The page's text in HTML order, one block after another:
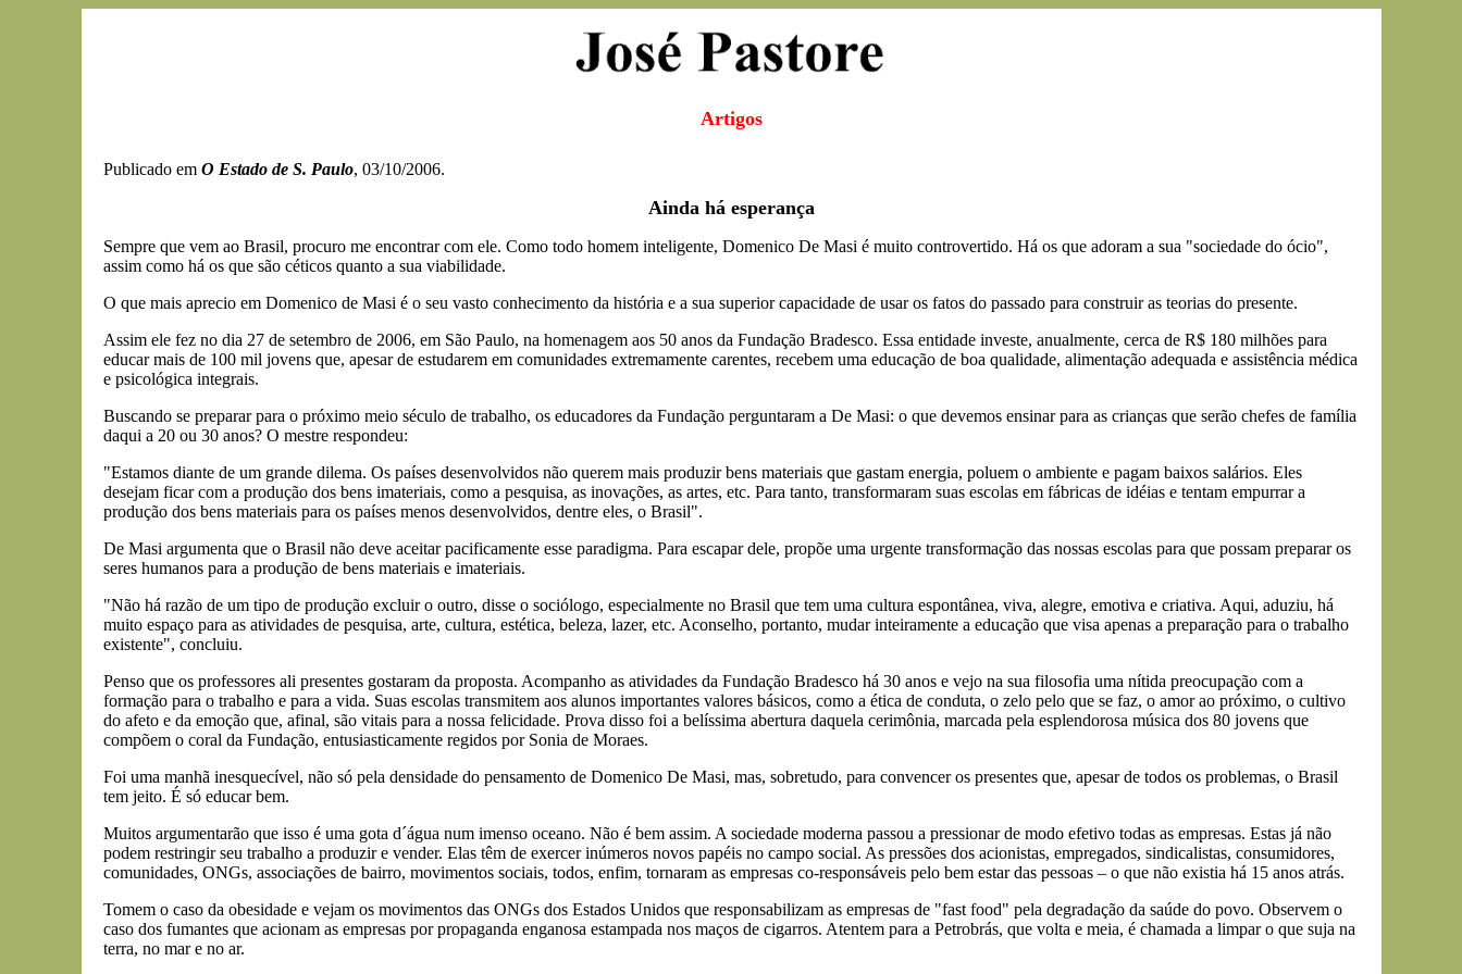
Artigos
Publicado em O Estado de S. Paulo, 03/10/2006.
Ainda há esperança
Sempre que vem ao Brasil, procuro me encontrar com ele. Como todo homem inteligente, Domenico De Masi é muito controvertido. Há os que adoram a sua "sociedade do ócio",
assim como há os que são céticos quanto a sua viabilidade.
O que mais aprecio em Domenico de Masi é o seu vasto conhecimento da história e a sua superior capacidade de usar os fatos do passado para construir as teorias do presente.
Assim ele fez no dia 27 de setembro de 2006, em São Paulo, na homenagem aos 50 anos da Fundação Bradesco. Essa entidade investe, anualmente, cerca de R$ 180 milhões para
educar mais de 100 mil jovens que, apesar de estudarem em comunidades extremamente carentes, recebem uma educação de boa qualidade, alimentação adequada e assistência médica
e psicológica integrais.
Buscando se preparar para o próximo meio século de trabalho, os educadores da Fundação perguntaram a De Masi: o que devemos ensinar para as crianças que serão chefes de família
daqui a 20 ou 30 anos? O mestre respondeu:
"Estamos diante de um grande dilema. Os países desenvolvidos não querem mais produzir bens materiais que gastam energia, poluem o ambiente e pagam baixos salários. Eles
desejam ficar com a produção dos bens imateriais, como a pesquisa, as inovações, as artes, etc. Para tanto, transformaram suas escolas em fábricas de idéias e tentam empurrar a
produção dos bens materiais para os países menos desenvolvidos, dentre eles, o Brasil".
De Masi argumenta que o Brasil não deve aceitar pacificamente esse paradigma. Para escapar dele, propõe uma urgente transformação das nossas escolas para que possam preparar os
seres humanos para a produção de bens materiais e imateriais.
"Não há razão de um tipo de produção excluir o outro, disse o sociólogo, especialmente no Brasil que tem uma cultura espontânea, viva, alegre, emotiva e criativa. Aqui, aduziu, há
muito espaço para as atividades de pesquisa, arte, cultura, estética, beleza, lazer, etc. Aconselho, portanto, mudar inteiramente a educação que visa apenas a preparação para o trabalho
existente", concluiu.
Penso que os professores ali presentes gostaram da proposta. Acompanho as atividades da Fundação Bradesco há 30 anos e vejo na sua filosofia uma nítida preocupação com a
formação para o trabalho e para a vida. Suas escolas transmitem aos alunos importantes valores básicos, como a ética de conduta, o zelo pelo que se faz, o amor ao próximo, o cultivo
do afeto e da emoção que, afinal, são vitais para a nossa felicidade. Prova disso foi a belíssima abertura daquela cerimônia, marcada pela esplendorosa música dos 80 jovens que
compõem o coral da Fundação, entusiasticamente regidos por Sonia de Moraes.
Foi uma manhã inesquecível, não só pela densidade do pensamento de Domenico De Masi, mas, sobretudo, para convencer os presentes que, apesar de todos os problemas, o Brasil
tem jeito. É só educar bem.
Muitos argumentarão que isso é uma gota d´água num imenso oceano. Não é bem assim. A sociedade moderna passou a pressionar de modo efetivo todas as empresas. Estas já não
podem restringir seu trabalho a produzir e vender. Elas têm de exercer inúmeros novos papéis no campo social. As pressões dos acionistas, empregados, sindicalistas, consumidores,
comunidades, ONGs, associações de bairro, movimentos sociais, todos, enfim, tornaram as empresas co-responsáveis pelo bem estar das pessoas – o que não existia há 15 anos atrás.
Tomem o caso da obesidade e vejam os movimentos das ONGs dos Estados Unidos que responsabilizam as empresas de "fast food" pela degradação da saúde do povo. Observem o
caso dos fumantes que acionam as empresas por propaganda enganosa estampada nos maços de cigarros. Atentem para a Petrobrás, que volta e meia, é chamada a limpar o que suja na
terra, no mar e no ar.